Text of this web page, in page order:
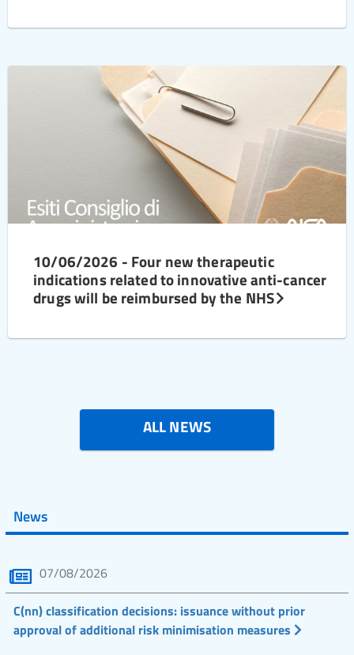
10/06/2026 - Four new therapeutic
indications related to innovative anti-cancer
drugs will be reimbursed by the NHS
ALL NEWS
News
07/08/2026
C(nn) classification decisions: issuance without prior
approval of additional risk minimisation measures